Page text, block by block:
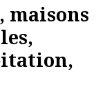
maisons